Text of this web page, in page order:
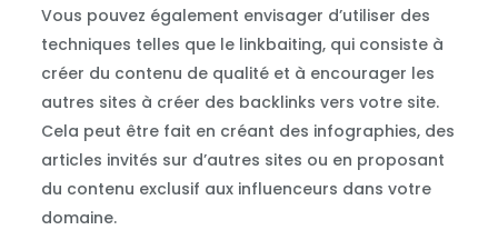
Vous pouvez également envisager d’utiliser des
techniques telles que le linkbaiting, qui consiste à
créer du contenu de qualité et à encourager les
autres sites à créer des backlinks vers votre site.
Cela peut être fait en créant des infographies, des
articles invités sur d’autres sites ou en proposant
du contenu exclusif aux influenceurs dans votre
domaine.